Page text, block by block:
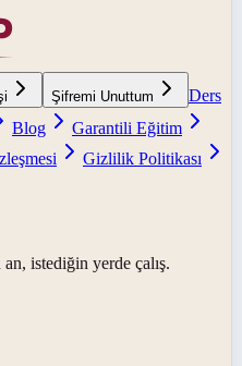
Şifremi Unuttum
Ders
Blog
Garantili Eğitim
Gizlilik Politikası
istediğin yerde çalış.